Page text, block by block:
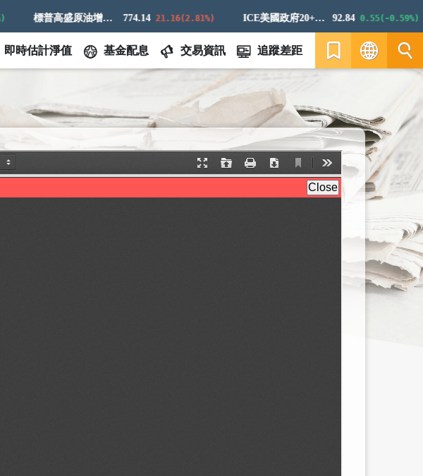
標普高盛原油增強超額回報指數 774.14 21.16(2.81%) ICE美國政府20+年期債券指數 92.84 0.55(-0.59%)
即時估計淨值 基金配息 交易資訊 追蹤差距
EN